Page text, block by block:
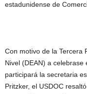
estadunidense de
Con motivo de la Tercera
Nivel (DEAN) a
participará la secretaria
Pritzker, el USDOC